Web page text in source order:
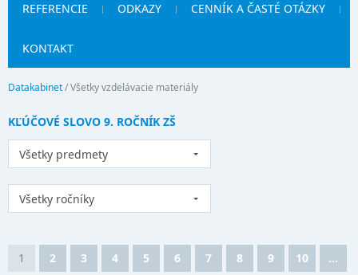
REFERENCIE ODKAZY CENNÍK A ČASTÉ OTÁZKY
KONTAKT
Datakabinet/Všetky vzdelávacie materiály
KĽÚČOVÉ SLOVO 9. ROČNÍK ZŠ
Všetky predmety
Všetky ročníky
1 2 3 4 5 6 7 8 9 10 ...